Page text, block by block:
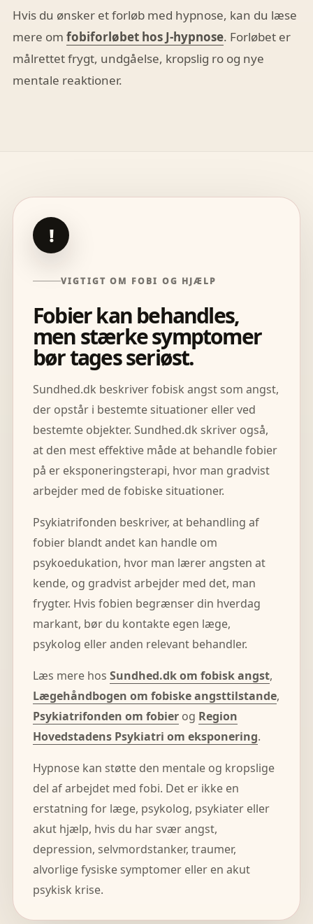
Hvis du ønsker et forløb med hypnose, kan du læse
mere om fobiforløbet hos J-hypnose. Forløbet er
målrettet frygt, undgåelse, kropslig ro og nye
mentale reaktioner.
!
VIGTIGT OM FOBI OG HJÆLP
Fobier kan behandles,
men stærke symptomer
bør tages seriøst.
Sundhed.dk beskriver fobisk angst som angst,
der opstår i bestemte situationer eller ved
bestemte objekter. Sundhed.dk skriver også,
at den mest effektive måde at behandle fobier
på er eksponeringsterapi, hvor man gradvist
arbejder med de fobiske situationer.
Psykiatrifonden beskriver, at behandling af
fobier blandt andet kan handle om
psykoedukation, hvor man lærer angsten at
kende, og gradvist arbejder med det, man
frygter. Hvis fobien begrænser din hverdag
markant, bør du kontakte egen læge,
psykolog eller anden relevant behandler.
Læs mere hos Sundhed.dk om fobisk angst,
Lægehåndbogen om fobiske angsttilstande,
Psykiatrifonden om fobier og Region
Hovedstadens Psykiatri om eksponering.
Hypnose kan støtte den mentale og kropslige
del af arbejdet med fobi. Det er ikke en
erstatning for læge, psykolog, psykiater eller
akut hjælp, hvis du har svær angst,
depression, selvmordstanker, traumer,
alvorlige fysiske symptomer eller en akut
psykisk krise.